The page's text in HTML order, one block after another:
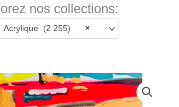
nos collections:
×
Acrylique (2 255)